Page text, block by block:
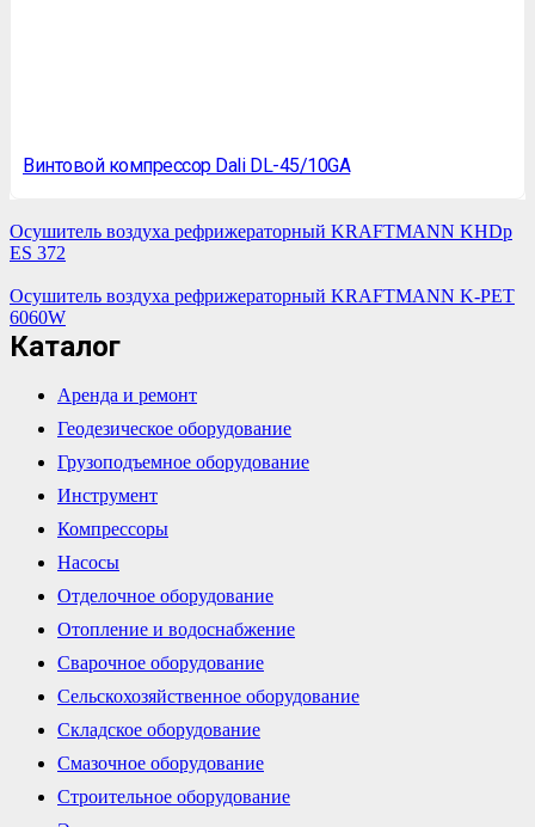
Винтовой компрессор Dali DL-45/10GA
Осушитель воздуха рефрижераторный KRAFTMANN KHDp
ES 372
Осушитель воздуха рефрижераторный KRAFTMANN K-PET
6060W
Каталог
Аренда и ремонт
Геодезическое оборудование
Грузоподъемное оборудование
Инструмент
Компрессоры
Насосы
Отделочное оборудование
Отопление и водоснабжение
Сварочное оборудование
Сельскохозяйственное оборудование
Складское оборудование
Смазочное оборудование
Строительное оборудование